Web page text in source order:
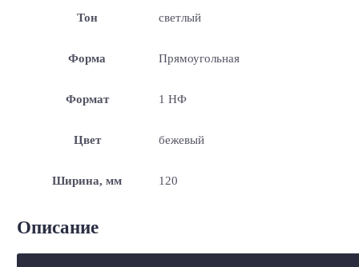
Тон светлый
Форма Прямоугольная
Формат 1 НФ
Цвет бежевый
Ширина, мм 120
Описание